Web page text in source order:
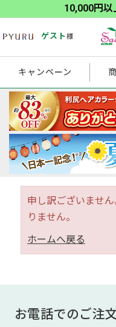
10,000円以
ゲスト様
キャンペーン
申し訳ございませ
りません。
ホームへ戻る
お電話でのご注